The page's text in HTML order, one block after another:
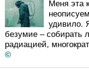
Меня эта
удивило.
безумие – собирать
радиацией,
©